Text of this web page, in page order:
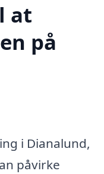
at
på
i Dianalund,
påvirke